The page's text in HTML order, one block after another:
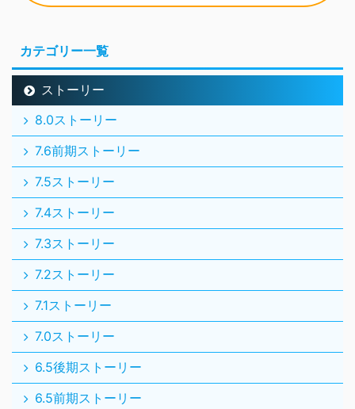
カテゴリー一覧
ストーリー
8.0ストーリー
7.6前期ストーリー
7.5ストーリー
7.4ストーリー
7.3ストーリー
7.2ストーリー
7.1ストーリー
7.0ストーリー
6.5後期ストーリー
6.5前期ストーリー